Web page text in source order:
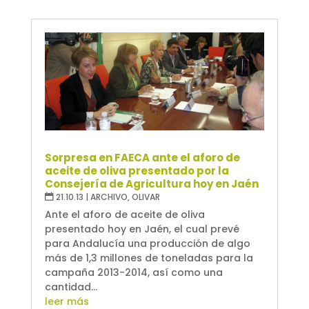
Sorpresa en FAECA ante el aforo de
aceite de oliva presentado por la
Consejería de Agricultura hoy en Jaén
21.10.13 | ARCHIVO,OLIVAR
Ante el aforo de aceite de oliva
presentado hoy en Jaén, el cual prevé
para Andalucía una producción de algo
más de 1,3 millones de toneladas para la
campaña 2013-2014, así como una
cantidad...
leer más